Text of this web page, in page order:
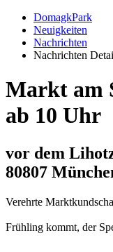
DomagkPark
Neuigkeiten
Nachrichten
Nachrichten
Markt am
ab 10 Uhr
vor dem
80807
Verehrte
Frühling kommt, der